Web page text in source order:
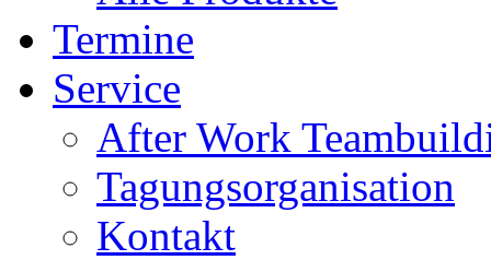
Termine
Service
After Work
Tagungsorganisation
Kontakt